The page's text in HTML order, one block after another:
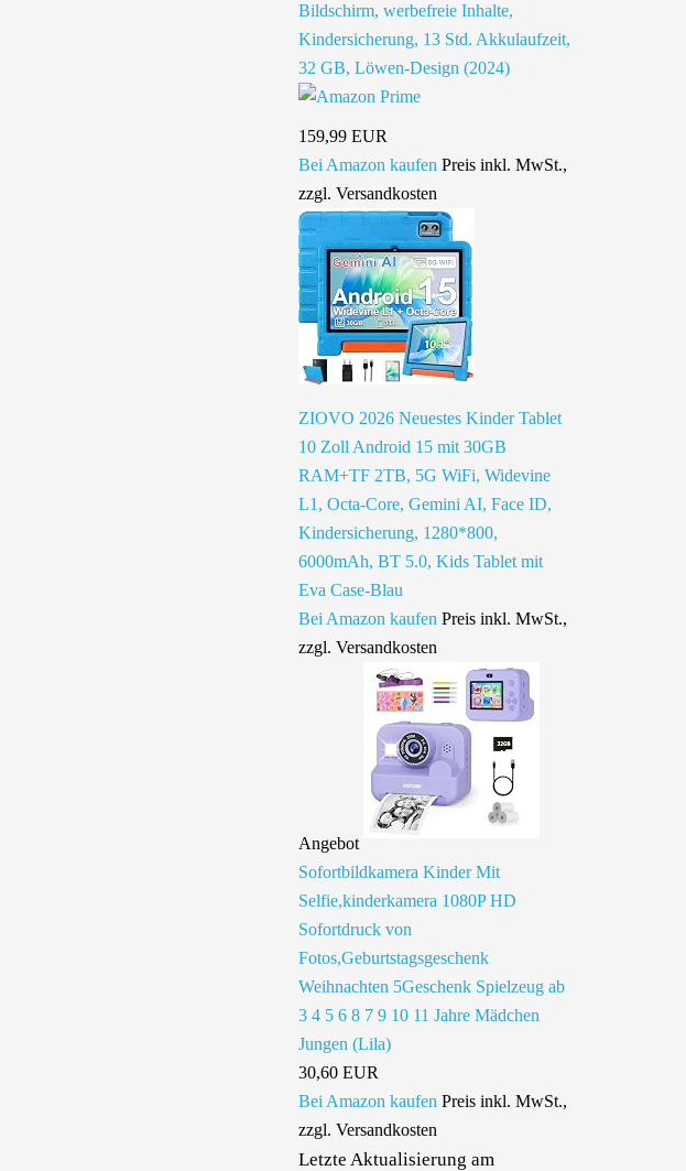
Bildschirm, werbefreie Inhalte,
Kindersicherung, 13 Std. Akkulaufzeit,
32 GB, Löwen-Design (2024)
159,99 EUR
Bei Amazon kaufen Preis inkl. MwSt.,
zzgl. Versandkosten
ZIOVO 2026 Neuestes Kinder Tablet
10 Zoll Android 15 mit 30GB
RAM+TF 2TB, 5G WiFi, Widevine
L1, Octa-Core, Gemini AI, Face ID,
Kindersicherung, 1280*800,
6000mAh, BT 5.0, Kids Tablet mit
Eva Case-Blau
Bei Amazon kaufen Preis inkl. MwSt.,
zzgl. Versandkosten
Angebot
Sofortbildkamera Kinder Mit
Selfie,kinderkamera 1080P HD
Sofortdruck von
Fotos,Geburtstagsgeschenk
Weihnachten 5Geschenk Spielzeug ab
3 4 5 6 8 7 9 10 11 Jahre Mädchen
Jungen (Lila)
30,60 EUR
Bei Amazon kaufen Preis inkl. MwSt.,
zzgl. Versandkosten
Letzte Aktualisierung am